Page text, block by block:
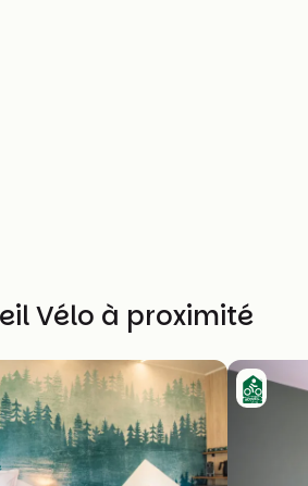
Vélo à proximité